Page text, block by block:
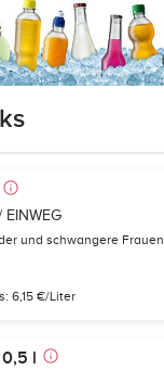
und schwangere Frauen
6,15 €/Liter
l